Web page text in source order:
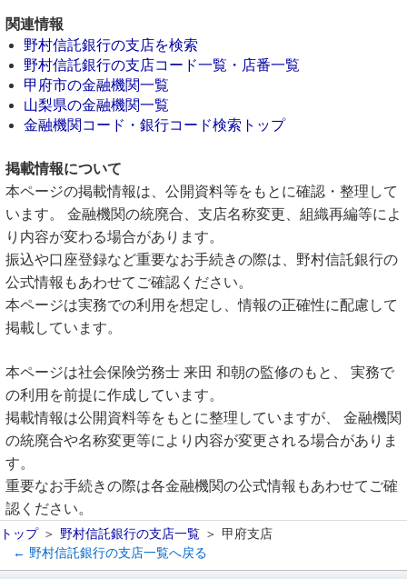
関連情報
野村信託銀行の支店を検索
野村信託銀行の支店コード一覧・店番一覧
甲府市の金融機関一覧
山梨県の金融機関一覧
金融機関コード・銀行コード検索トップ
掲載情報について
本ページの掲載情報は、公開資料等をもとに確認・整理して
います。 金融機関の統廃合、支店名称変更、組織再編等によ
り内容が変わる場合があります。
振込や口座登録など重要なお手続きの際は、野村信託銀行の
公式情報もあわせてご確認ください。
本ページは実務での利用を想定し、情報の正確性に配慮して
掲載しています。
本ページは社会保険労務士 来田 和朝の監修のもと、 実務で
の利用を前提に作成しています。
掲載情報は公開資料等をもとに整理していますが、 金融機関
の統廃合や名称変更等により内容が変更される場合がありま
す。
重要なお手続きの際は各金融機関の公式情報もあわせてご確
認ください。
トップ 野村信託銀行の支店一覧
甲府支店
← 野村信託銀行の支店一覧へ戻る